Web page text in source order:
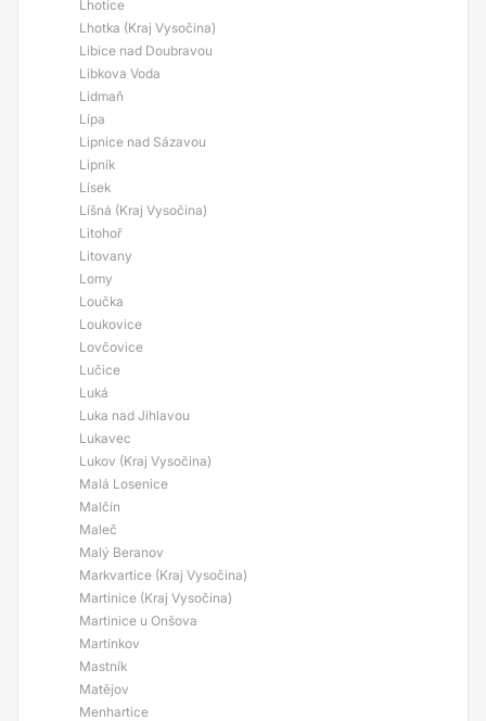
Lhotice
Lhotka (Kraj Vysočina)
Libice nad Doubravou
Libkova Voda
Lidmaň
Lípa
Lipnice nad Sázavou
Lipník
Lísek
Líšná (Kraj Vysočina)
Litohoř
Litovany
Lomy
Loučka
Loukovice
Lovčovice
Lučice
Luká
Luka nad Jihlavou
Lukavec
Lukov (Kraj Vysočina)
Malá Losenice
Malčín
Maleč
Malý Beranov
Markvartice (Kraj Vysočina)
Martinice (Kraj Vysočina)
Martinice u Onšova
Martínkov
Mastník
Matějov
Menhartice